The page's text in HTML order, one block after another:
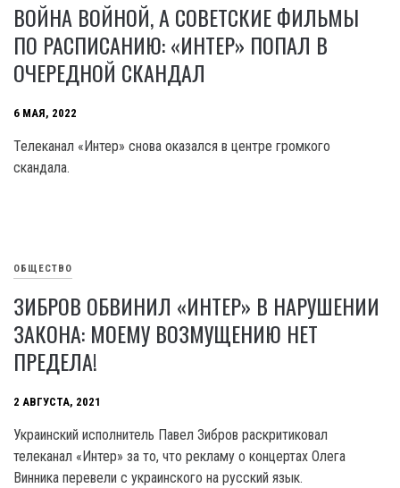
ВОЙНА ВОЙНОЙ, А СОВЕТСКИЕ ФИЛЬМЫ
ПО РАСПИСАНИЮ: «ИНТЕР» ПОПАЛ В
ОЧЕРЕДНОЙ СКАНДАЛ
6 МАЯ, 2022
Телеканал «Интер» снова оказался в центре громкого
скандала.
ОБЩЕСТВО
ЗИБРОВ ОБВИНИЛ «ИНТЕР» В НАРУШЕНИИ
ЗАКОНА: МОЕМУ ВОЗМУЩЕНИЮ НЕТ
ПРЕДЕЛА!
2 АВГУСТА, 2021
Украинский исполнитель Павел Зибров раскритиковал
телеканал «Интер» за то, что рекламу о концертах Олега
Винника перевели с украинского на русский язык.